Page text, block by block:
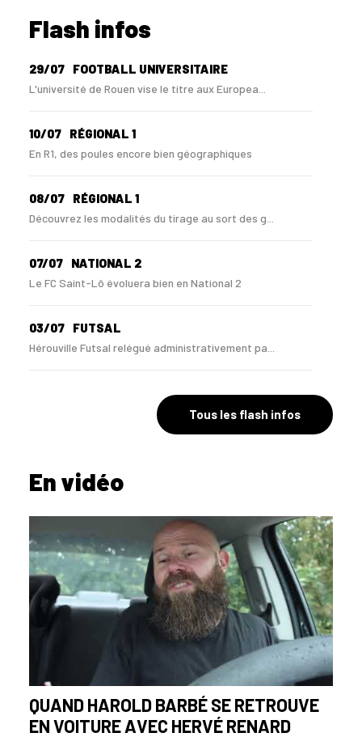
Flash infos
29/07 FOOTBALL UNIVERSITAIRE
L'université de Rouen vise le titre aux Europea...
10/07 RÉGIONAL 1
En R1, des poules encore bien géographiques
08/07 RÉGIONAL 1
Découvrez les modalités du tirage au sort des g...
07/07 NATIONAL 2
Le FC Saint-Lô évoluera bien en National 2
03/07 FUTSAL
Hérouville Futsal relégué administrativement pa...
Le Havre Caucriauville relégué en Régional 1 !
Le FC Saint-Lô privé de montée en N2 par la DNCG
Ils montent en Régional 2
Tous les flash infos
En vidéo
QUAND HAROLD BARBÉ SE RETROUVE
EN VOITURE AVEC HERVÉ RENARD